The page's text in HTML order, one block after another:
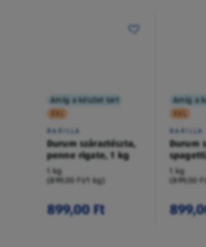
Amíg a készlet tart
XXL
BARILLA
Durum száraztészta,
penne rigate, 1 kg
1 kg
(899,00 Ft/1 kg)
899,00 Ft
Amíg a
XXL
BARILLA
Durum
1 kg
(899,00